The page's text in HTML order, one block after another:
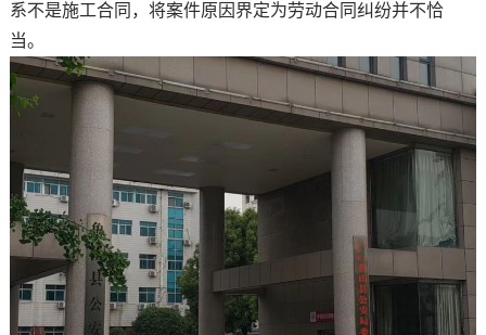
系不是施工合同，将案件原因界定为劳动合同纠纷并不恰
当。